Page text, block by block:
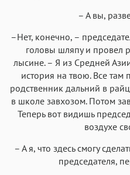
– А вы,
–Нет, конечно, –
головы шляпу и провел
лысине. – Я из Средней
история на твою. Все там
родственник дальний в
в школе завхозом. Потом
Теперь вот видишь
воздухе
– А я, что здесь смогу
председателя,